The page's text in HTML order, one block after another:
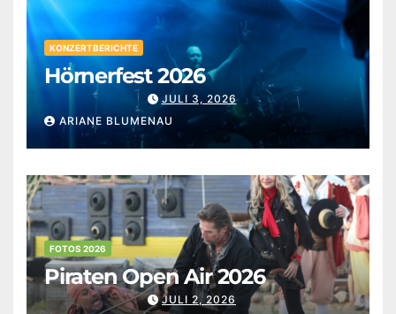
KONZERTBERICHTE
Hörnerfest 2026
JULI 3, 2026
ARIANE BLUMENAU
FOTOS 2026
Piraten Open Air 2026
JULI 2, 2026